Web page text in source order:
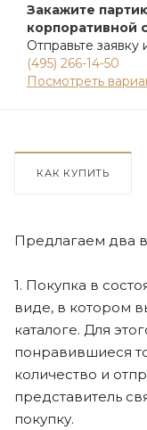
Закажите
корпоративной
Отправьте
(495) 266-14-50
Посмотреть
КАК КУПИТЬ
Предлагаем два
1. Покупка в
виде, в котором
каталоге. Для
понравившиеся
количество и
представитель
покупку.